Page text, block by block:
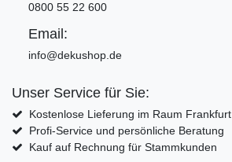
0800 55 22 600
Email:
info@dekushop.de
Unser Service für Sie:
Kostenlose Lieferung im Raum Frankfurt
Profi-Service und persönliche Beratung
Kauf auf Rechnung für Stammkunden